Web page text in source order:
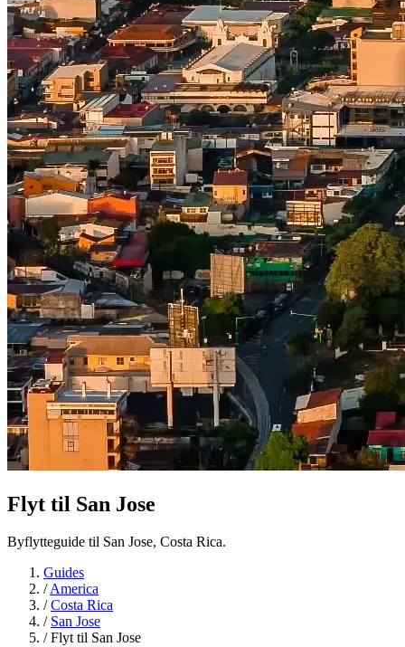
Flyt til San Jose
Byflytteguide til San Jose, Costa Rica.
Guides
/America
/Costa Rica
/ San Jose
/Flyt til San Jose